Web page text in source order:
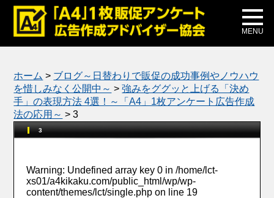
MENU
メディア掲載
公式ブログ
ホーム > ブログ～日替わりで販促の成功事例やノウハウ
を惜しみなく公開中～ >強みをググッと上げる「決め
手」の表現方法 4選！～「A4」1枚アンケート広告作成
法の応用～ >3
3
Warning: Undefined array key 0 in/home/lct-
xs01/a4kikaku.com/public_html/wp/wp-
content/themes/lct/single.php on line 19